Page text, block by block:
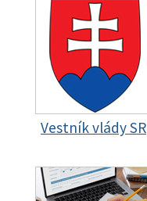
Vestník vlády SR